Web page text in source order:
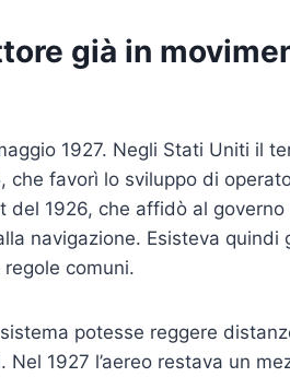
già in
1927. Negli Stati Uniti il
che favorì lo sviluppo di
del 1926, che affidò al
navigazione. Esisteva quindi
comuni.
potesse reggere
1927 l’aereo restava un